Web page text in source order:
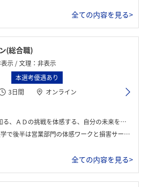
全ての内容を見る>
(総合職)
示 / 文理：非表示
本選考優遇あり
3日間
オンライン
、ＡＤの挑戦を体感する、自分の未来を創る。
ワークを行った。2日目は1日社会課題解決ワークというグループワークを行った。3日目は2日目の社会課題解決ワークのプレゼンを行い、その後自己分析ワークと内々定者座談会を行った。
全ての内容を見る>